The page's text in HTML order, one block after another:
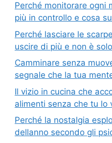
Perché monitorare ogni
più in controllo e cosa
Perché lasciare le
uscire di più e non è
Camminare senza
segnale che la tua
Il vizio in cucina che
alimenti senza che tu lo
Perché la nostalgia
dellanno secondo gli